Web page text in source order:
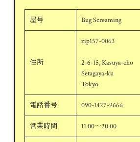
屋号 Bug Screaming
住所
zip157-0063
2-6-15, Kasuya-cho
Setagaya-ku
Tokyo
電話番号 090-1427-9666
営業時間 11:00～20:00